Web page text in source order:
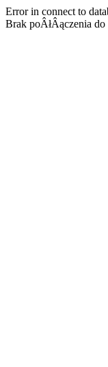
Error in connect to
Brak poÂłÂączenia